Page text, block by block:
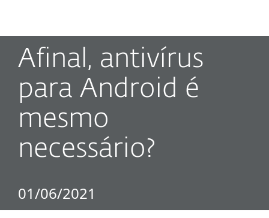
Afinal, antivírus
para Android é
mesmo
necessário?
01/06/2021